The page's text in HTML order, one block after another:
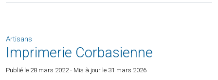
Artisans
Imprimerie Corbasienne
Publié le 28 mars 2022- Mis à jour le 31 mars 2026